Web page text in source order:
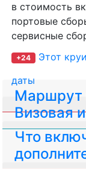
в стоимость
портовые
сервисные
+24
Этот
даты
Маршрут
Визовая
Что